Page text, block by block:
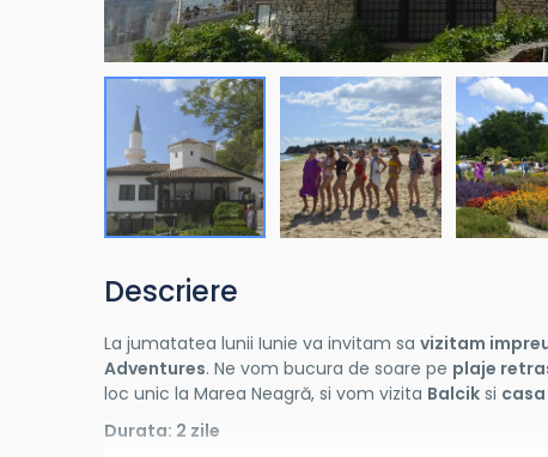
Descriere
La jumatatea lunii Iunie va invitam sa vizitam
Adventures. Ne vom bucura de soare pe plaje
loc unic la Marea Neagră, si vom vizita Balcik si
Durata: 2 zile